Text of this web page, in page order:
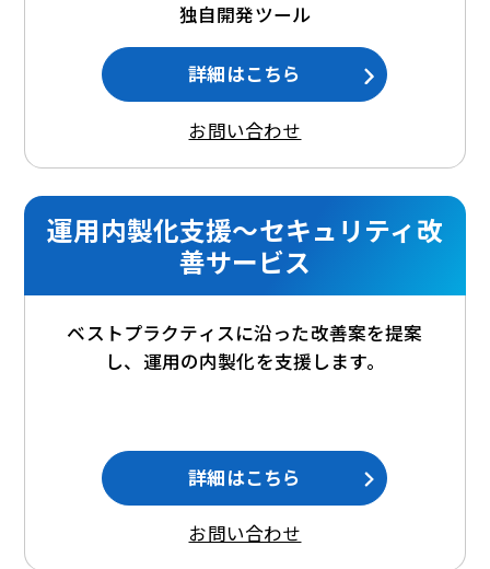
独自開発ツール
詳細はこちら
お問い合わせ
運用内製化支援～セキュリティ改
善サービス
ベストプラクティスに沿った改善案を提案
し、運用の内製化を支援します。
詳細はこちら
お問い合わせ